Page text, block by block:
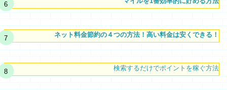
ネット料金節約の４つの方法！高い料金は安くできる！
検索するだけでポイントを稼ぐ方法